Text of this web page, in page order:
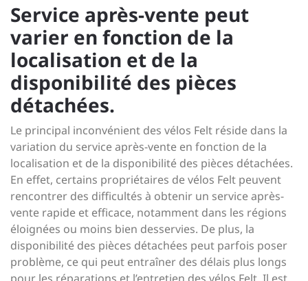
Service après-vente peut
varier en fonction de la
localisation et de la
disponibilité des pièces
détachées.
Le principal inconvénient des vélos Felt réside dans la
variation du service après-vente en fonction de la
localisation et de la disponibilité des pièces détachées.
En effet, certains propriétaires de vélos Felt peuvent
rencontrer des difficultés à obtenir un service après-
vente rapide et efficace, notamment dans les régions
éloignées ou moins bien desservies. De plus, la
disponibilité des pièces détachées peut parfois poser
problème, ce qui peut entraîner des délais plus longs